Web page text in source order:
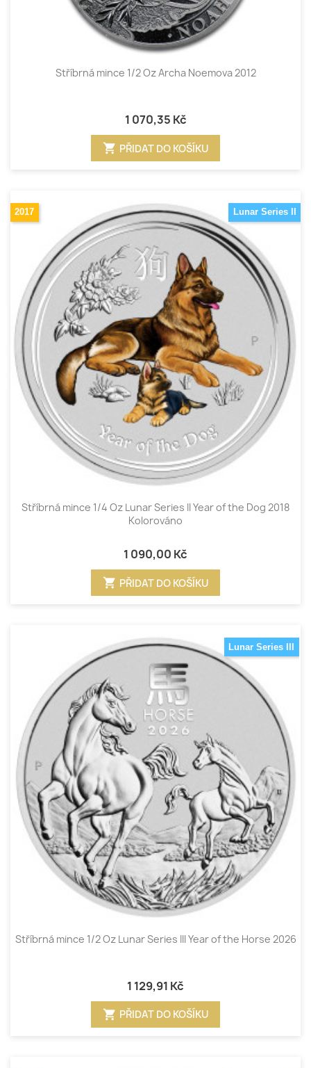
Stříbrná mince 1/2 Oz Archa Noemova 2012
1 070,35 Kč
shopping_cart PŘIDAT DO KOŠÍKU
Lunar Series II
2017
Stříbrná mince 1/4 Oz Lunar Series II Year of the Dog 2018
Kolorováno
1 090,00 Kč
shopping_cart PŘIDAT DO KOŠÍKU
Lunar Series III
Stříbrná mince 1/2 Oz Lunar Series III Year of the Horse 2026
1 129,91 Kč
shopping_cart PŘIDAT DO KOŠÍKU